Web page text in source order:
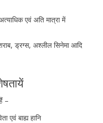
एवं अति मात्रा में
ड्रग्स, अश्लील सिनेमा आदि
–
एवं बाह्य हानि